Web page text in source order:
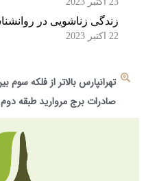
زندگی زناشویی در روانشناسی
صادرات برج مروارید طبقه دوم واحد ۱۰